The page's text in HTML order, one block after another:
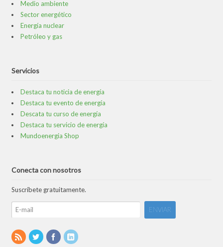
Medio ambiente
Sector energético
Energía nuclear
Petróleo y gas
Servicios
Destaca tu noticia de energía
Destaca tu evento de energía
Descata tu curso de energía
Destaca tu servicio de energía
Mundoenergia Shop
Conecta con nosotros
Suscríbete gratuitamente.